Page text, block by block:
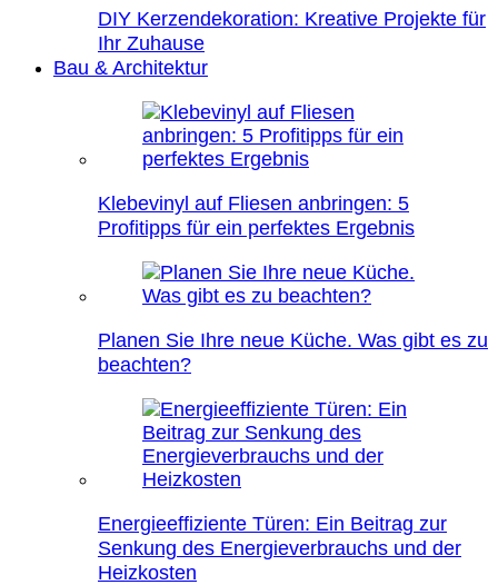
DIY Kerzendekoration: Kreative Projekte für
Ihr Zuhause
Bau & Architektur
Klebevinyl auf Fliesen anbringen: 5
Profitipps für ein perfektes Ergebnis
Planen Sie Ihre neue Küche. Was gibt es zu
beachten?
Energieeffiziente Türen: Ein Beitrag zur
Senkung des Energieverbrauchs und der
Heizkosten